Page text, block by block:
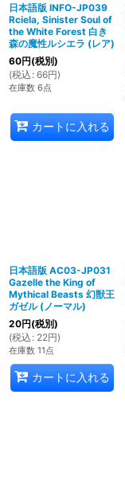
日本語版 INFO-JP039
Rciela, Sinister Soul of
the White Forest 白き
森の魔性ルシエラ (レア)
60円(税別)
(税込 : 66円)
在庫数 6点
カートに入れる
日本語版 AC03-JP031
Gazelle the King of
Mythical Beasts 幻獣王
ガゼル (ノーマル)
20円(税別)
(税込 : 22円)
在庫数 11点
カートに入れる